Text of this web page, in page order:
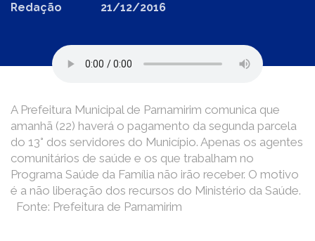
Redação
21/12/2016
A Prefeitura Municipal de Parnamirim comunica que
amanhã (22) haverá o pagamento da segunda parcela
do 13° dos servidores do Município. Apenas os agentes
comunitários de saúde e os que trabalham no
Programa Saúde da Família não irão receber. O motivo
é a não liberação dos recursos do Ministério da Saúde.
Fonte: Prefeitura de Parnamirim